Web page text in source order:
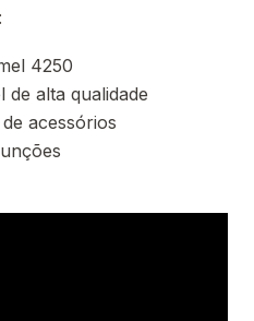
4250
de alta qualidade
acessórios